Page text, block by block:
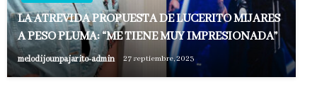
LA ATREVIDA PROPUESTA DE LUCERITO MIJARES
A PESO PLUMA: “ME TIENE MUY IMPRESIONADA”
melodijounpajarito-admin 27 septiembre, 2023